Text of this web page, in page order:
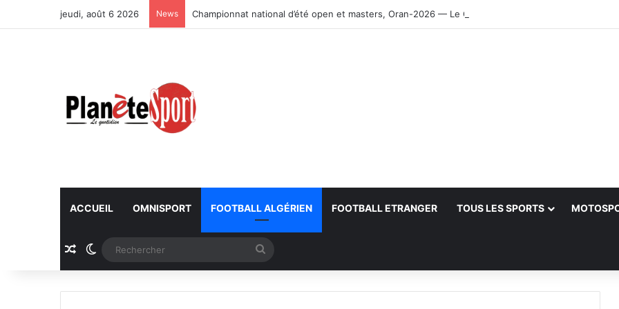
jeudi, août 6 2026 News Championnat national d’été open et masters, Oran-2026 — Le CRB s’adjuge le titre
ACCUEIL OMNISPORT FOOTBALL ALGÉRIEN FOOTBALL ETRANGER TOUS LES SPORTS
Article Aléatoire
Switch skin